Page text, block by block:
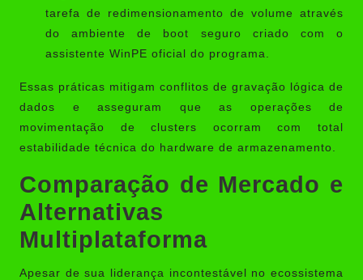
tarefa de redimensionamento de volume através
do ambiente de boot seguro criado com o
assistente WinPE oficial do programa.
Essas práticas mitigam conflitos de gravação lógica de
dados e asseguram que as operações de
movimentação de clusters ocorram com total
estabilidade técnica do hardware de armazenamento.
Comparação de Mercado e
Alternativas
Multiplataforma
Apesar de sua liderança incontestável no ecossistema